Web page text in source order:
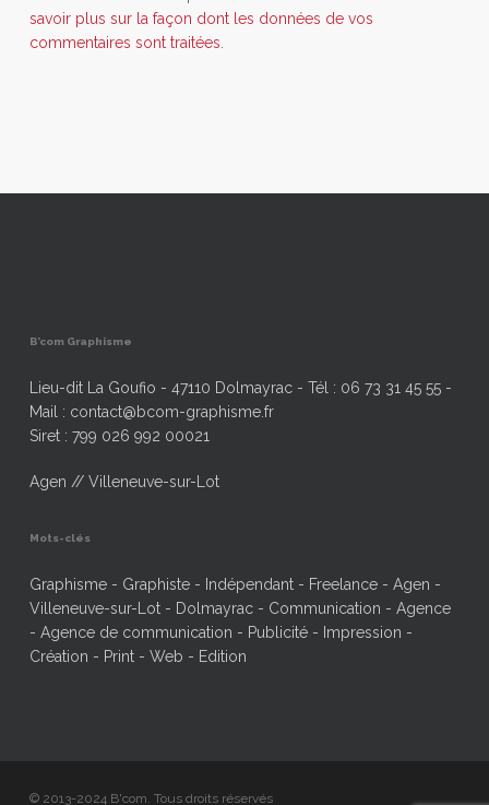
savoir plus sur la façon dont les données de vos
commentaires sont traitées
B’com Graphisme
Lieu-dit La Goufio - 47110 Dolmayrac - Tél : 06 73 31 45 55 -
Mail : contact@bcom-graphisme.fr
Siret : 799 026 992 00021
Agen // Villeneuve-sur-Lot
Mots-clés
Graphisme - Graphiste - Indépendant - Freelance - Agen -
Villeneuve-sur-Lot - Dolmayrac - Communication - Agence
- Agence de communication - Publicité - Impression -
Création - Print - Web - Edition
© 2013-2024 B'com. Tous droits réservés